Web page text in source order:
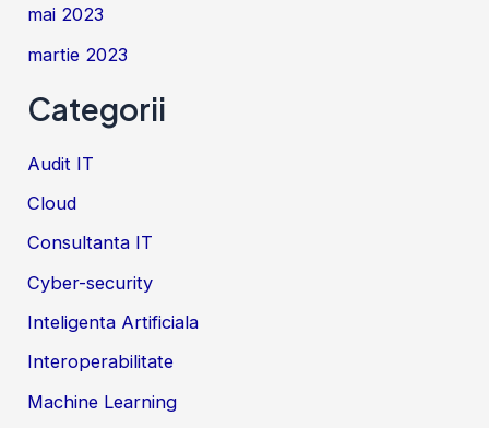
mai 2023
martie 2023
Categorii
Audit IT
Cloud
Consultanta IT
Cyber-security
Inteligenta Artificiala
Interoperabilitate
Machine Learning